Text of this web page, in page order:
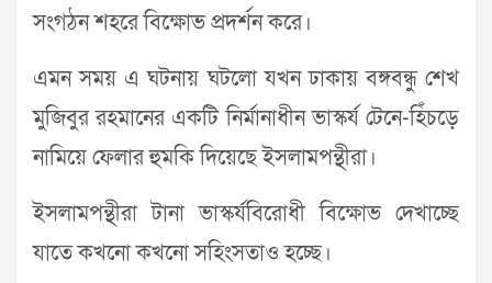
সংগঠন শহরে বিক্ষোভ প্রদর্শন করে।
এমন সময় এ ঘটনায় ঘটলো যখন ঢাকায় বঙ্গবন্ধু শেখ
মুজিবুর রহমানের একটি নির্মানাধীন ভাস্কর্য টেনে-হিঁচড়ে
নামিয়ে ফেলার হুমকি দিয়েছে ইসলামপন্থীরা।
ইসলামপন্থীরা টানা ভাস্কর্যবিরোধী বিক্ষোভ দেখাচ্ছে
যাতে কখনো কখনো সহিংসতাও হচ্ছে।